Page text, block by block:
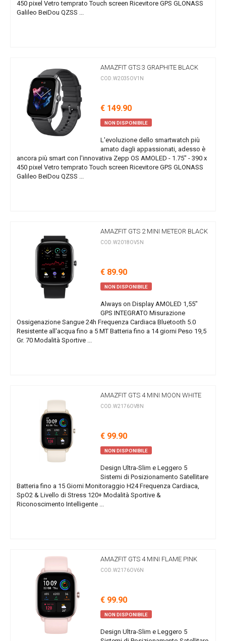
450 pixel Vetro temprato Touch screen Ricevitore GPS GLONASS
Galileo BeiDou QZSS ...
AMAZFIT GTS 3 GRAPHITE BLACK
COD.W2035OV1N
€ 149.90
NON DISPONIBILE
L'evoluzione dello smartwatch più
amato dagli appassionati, adesso è
ancora più smart con l'innovativa Zepp OS AMOLED - 1.75" - 390 x
450 pixel Vetro temprato Touch screen Ricevitore GPS GLONASS
Galileo BeiDou QZSS ...
AMAZFIT GTS 2 MINI METEOR BLACK
COD.W2018OV5N
€ 89.90
NON DISPONIBILE
Always on Display AMOLED 1,55"
GPS INTEGRATO Misurazione
Ossigenazione Sangue 24h Frequenza Cardiaca Bluetooth 5.0
Resistente all'acqua fino a 5 MT Batteria fino a 14 giorni Peso 19,5
Gr. 70 Modalità Sportive ...
AMAZFIT GTS 4 MINI MOON WHITE
COD.W2176OV8N
€ 99.90
NON DISPONIBILE
Design Ultra-Slim e Leggero 5
Sistemi di Posizionamento Satellitare
Batteria fino a 15 Giorni Monitoraggio H24 Frequenza Cardiaca,
SpO2 & Livello di Stress 120+ Modalità Sportive &
Riconoscimento Intelligente ...
AMAZFIT GTS 4 MINI FLAME PINK
COD.W2176OV6N
€ 99.90
NON DISPONIBILE
Design Ultra-Slim e Leggero 5